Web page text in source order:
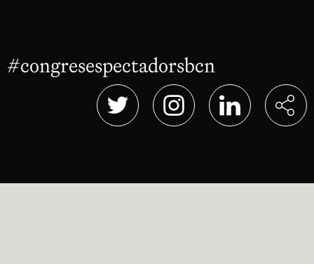
#congresespectadorsbcn
Abre en nueva ventana
Abre en nueva ventana
Abre en nueva